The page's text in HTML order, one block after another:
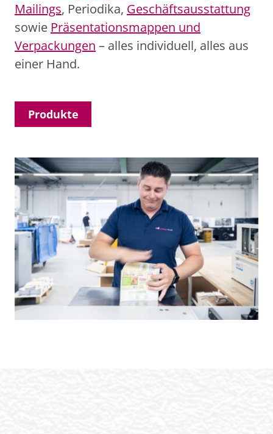
Mailings, Periodika, Geschäftsausstattung
sowie Präsentationsmappen und
Verpackungen – alles individuell, alles aus
einer Hand.
Produkte